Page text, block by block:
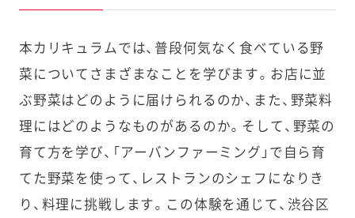
本カリキュラムでは、普段何気なく食べている野
菜についてさまざまなことを学びます。お店に並
ぶ野菜はどのように届けられるのか、また、野菜料
理にはどのようなものがあるのか。そして、野菜の
育て方を学び、「アーバンファーミング」で自ら育
てた野菜を使って、レストランのシェフになりき
り、料理に挑戦します。この体験を通じて、渋谷区